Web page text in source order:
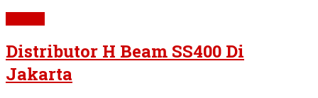
Distributor H Beam SS400 Di
Jakarta